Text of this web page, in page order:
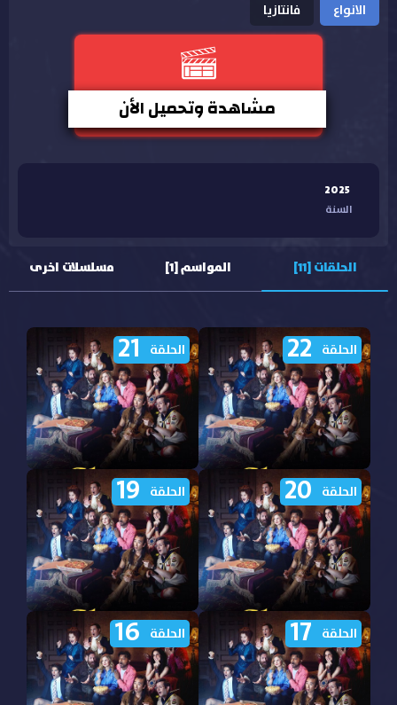
الانواع
فانتازيا
مشاهدة وتحميل الأن
2025
السنة
الحلقات [11] المواسم [1] مسلسلات اخرى
مشاهدة مسلسل Ghosts
2021 الموسم الخامس
الحلقة 22 مترجمة
الحلقة 22
مشاهدة مسلسل Ghosts
2021 الموسم الخامس
الحلقة 21 مترجمة
الحلقة 21
مشاهدة مسلسل Ghosts
2021 الموسم الخامس
الحلقة 20 مترجمة
الحلقة 20
مشاهدة مسلسل Ghosts
2021 الموسم الخامس
الحلقة 19 مترجمة
الحلقة 19
الحلقة 17 الحلقة 16